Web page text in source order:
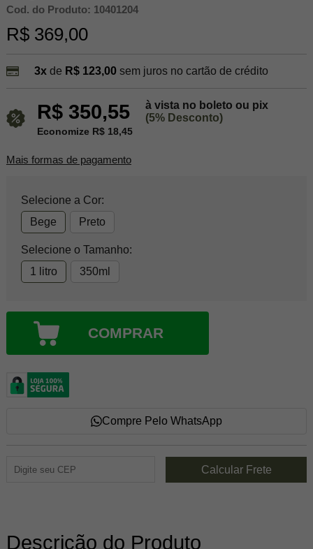
Cod. do Produto: 10401204
R$ 369,00
3xde R$ 123,00 sem juros no cartão de crédito
R$ 350,55
à vista no boleto ou pix
(5% Desconto)
Economize R$ 18,45
Mais formas de pagamento
Selecione a Cor:
Bege
Preto
Selecione o Tamanho:
1 litro
350ml
COMPRAR
Compre Pelo WhatsApp
Descrição do Produto